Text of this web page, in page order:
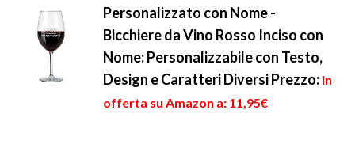
Personalizzato con Nome -
Bicchiere da Vino Rosso Inciso con
Nome: Personalizzabile con Testo,
Design e Caratteri DiversiPrezzo: in
offerta su Amazon a: 11,95€